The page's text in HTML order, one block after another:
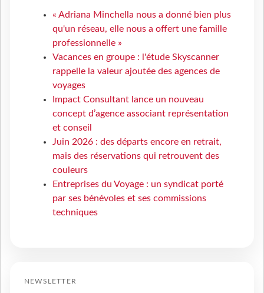
« Adriana Minchella nous a donné bien plus
qu'un réseau, elle nous a offert une famille
professionnelle »
Vacances en groupe : l'étude Skyscanner
rappelle la valeur ajoutée des agences de
voyages
Impact Consultant lance un nouveau
concept d’agence associant représentation
et conseil
Juin 2026 : des départs encore en retrait,
mais des réservations qui retrouvent des
couleurs
Entreprises du Voyage : un syndicat porté
par ses bénévoles et ses commissions
techniques
NEWSLETTER